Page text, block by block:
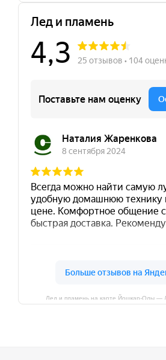
Лед и пламень на карте Йошкар‑Олы —